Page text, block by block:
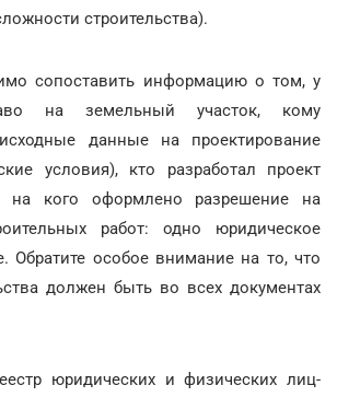
строительства).
сопоставить информацию о том, у
на земельный участок, кому
данные на проектирование
условия), кто разработал проект
на кого оформлено разрешение на
работ: одно юридическое
Обратите особое внимание на то, что
должен быть во всех документах
юридических и физических лиц-